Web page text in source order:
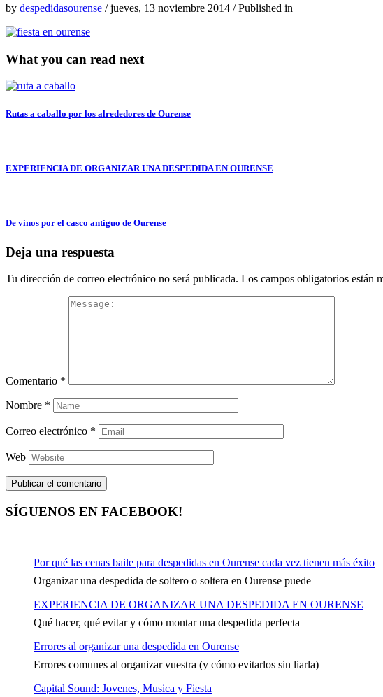
by despedidasourense /jueves, 13 noviembre 2014 /Published in
What you can read next
Rutas a caballo por los alrededores de Ourense
EXPERIENCIA DE ORGANIZAR UNA DESPEDIDA EN OURENSE
De vinos por el casco antiguo de Ourense
Deja una respuesta
Tu dirección de correo electrónico no será publicada. Los campos obligatorios están
Comentario *
Nombre *
Correo electrónico *
Web
SÍGUENOS EN FACEBOOK!
Por qué las cenas baile para despedidas en Ourense cada vez tienen más éxito
Organizar una despedida de soltero o soltera en Ourense puede
EXPERIENCIA DE ORGANIZAR UNA DESPEDIDA EN OURENSE
Qué hacer, qué evitar y cómo montar una despedida perfecta
Errores al organizar una despedida en Ourense
Errores comunes al organizar vuestra (y cómo evitarlos sin liarla)
Capital Sound: Jovenes, Musica y Fiesta